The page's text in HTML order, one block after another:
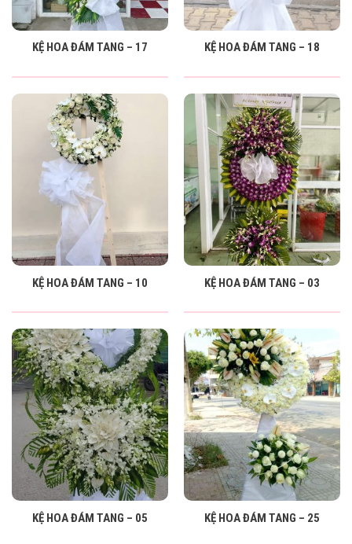
KỆ HOA ĐÁM TANG – 17 KỆ HOA ĐÁM TANG – 18
KỆ HOA ĐÁM TANG – 10 KỆ HOA ĐÁM TANG – 03
KỆ HOA ĐÁM TANG – 05 KỆ HOA ĐÁM TANG – 25